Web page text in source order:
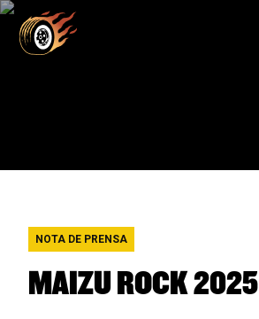
NOTA DE PRENSA
MAIZU ROCK 2025